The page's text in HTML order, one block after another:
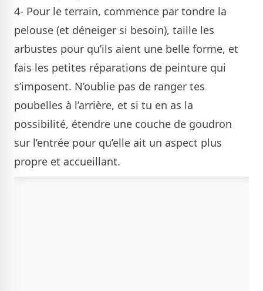
4- Pour le terrain, commence par tondre la
pelouse (et déneiger si besoin), taille les
arbustes pour qu’ils aient une belle forme, et
fais les petites réparations de peinture qui
s’imposent. N’oublie pas de ranger tes
poubelles à l’arrière, et si tu en as la
possibilité, étendre une couche de goudron
sur l’entrée pour qu’elle ait un aspect plus
propre et accueillant.